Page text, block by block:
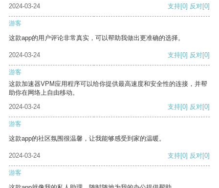
2024-03-24 支持[0] 反对[0]
游客
这款app的用户评论非常真实，可以帮助我做出更准确的选择。
2024-03-24 支持[0] 反对[0]
游客
这款加速器VPM应用程序可以给你提供最高速度和安全性的连接，并帮
助你在网络上自由移动。
2024-03-24
支持[0] 反对[0]
游客
这款app的社区氛围很温馨，让我能够感受到家的温暖。
2024-03-24 支持[0] 反对[0]
游客